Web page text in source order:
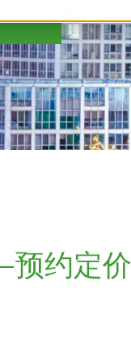
约定价